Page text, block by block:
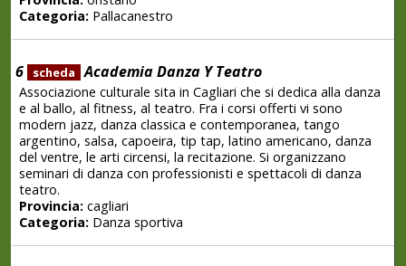
Categoria:Pallacanestro
6 scheda Academia Danza Y Teatro
Associazione culturale sita in Cagliari che si dedica alla danza
e al ballo, al fitness, al teatro. Fra i corsi offerti vi sono
modern jazz, danza classica e contemporanea, tango
argentino, salsa, capoeira, tip tap, latino americano, danza
del ventre, le arti circensi, la recitazione. Si organizzano
seminari di danza con professionisti e spettacoli di danza
teatro.
Provincia:cagliari
Categoria:Danza sportiva